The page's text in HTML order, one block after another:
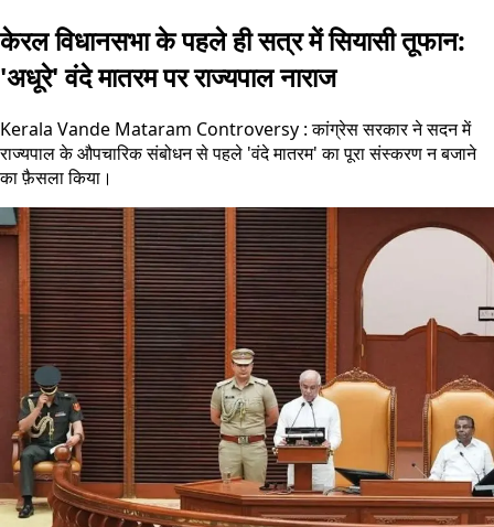
केरल विधानसभा के पहले ही सत्र में सियासी तूफान:
'अधूरे' वंदे मातरम पर राज्यपाल नाराज
Kerala Vande Mataram Controversy : कांग्रेस सरकार ने सदन में
राज्यपाल के औपचारिक संबोधन से पहले 'वंदे मातरम' का पूरा संस्करण न बजाने
का फ़ैसला किया।